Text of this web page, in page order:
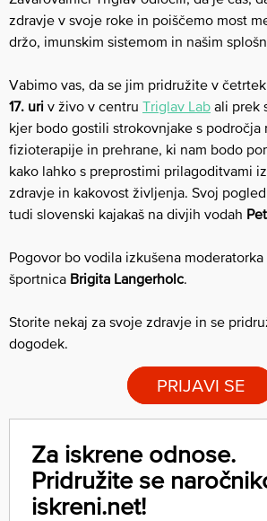
zdravje v svoje roke in poiščemo most
držo, imunskim sistemom in našim
Vabimo vas, da se jim pridružite v
17. uri v živo v centru Triglav Lab ali prek
kjer bodo gostili strokovnjake s področja
fizioterapije in prehrane, ki nam bodo
kako lahko s preprostimi prilagoditvami
zdravje in kakovost življenja. Svoj
tudi slovenski kajakaš na divjih vodah
Pogovor bo vodila izkušena
športnica Brigita Langerholc.
Storite nekaj za svoje zdravje in se
dogodek.
PRIJAVI SE
Za iskrene odnose.
Pridružite se
iskreni.net!